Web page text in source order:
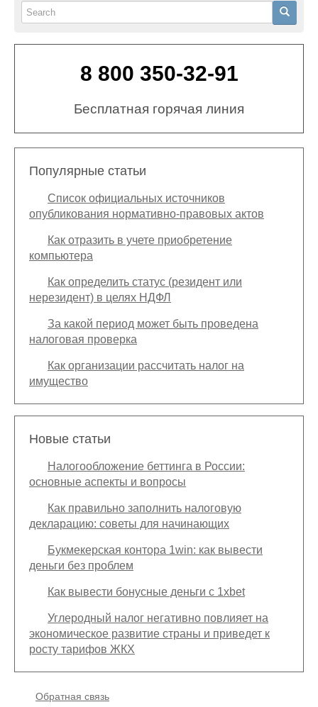
Search Search
8 800 350-32-91
Бесплатная горячая линия
Популярные статьи
Список официальных источников
опубликования нормативно-правовых актов
Как отразить в учете приобретение
компьютера
Как определить статус (резидент или
нерезидент) в целях НДФЛ
За какой период может быть проведена
налоговая проверка
Как организации рассчитать налог на
имущество
Новые статьи
Налогообложение беттинга в России:
основные аспекты и вопросы
Как правильно заполнить налоговую
декларацию: советы для начинающих
Букмекерская контора 1win: как вывести
деньги без проблем
Как вывести бонусные деньги с 1xbet
Углеродный налог негативно повлияет на
экономическое развитие страны и приведет к
росту тарифов ЖКХ
Подвал
Обратная связь